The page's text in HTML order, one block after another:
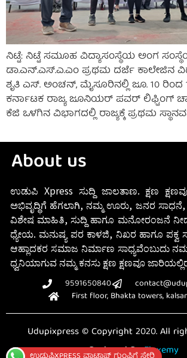
ನಿಟ್ಟೆ: ನಿಟ್ಟೆ ಸಮೂಹ ವಿದ್ಯಾಸಂಸ್ಥೆಯ ಅಂಗ
ಡಾ.ಎನ್.ಎಸ್.ಎ.ಎಂ ಪ್ರಥಮ ದರ್ಜೆ ಕಾಲೇಜಿನ
ಶೃತಿ ಎಸ್. ಅಂಚನ್, ಮೈಸೂರಿನಲ್ಲಿ ಜೂ. 10
ಕರ್ನಾಟಕ ರಾಜ್ಯ ಜೂನಿಯರ್ ಪವರ್ ಲಿಫ್ಟಿಂಗ್
ಕೆಜಿ ಒಳಗಿನ ವಿಭಾಗದಲ್ಲಿ ರಾಜ್ಯಕ್ಕೆ ಪ್ರಥಮ
About us
ಉಡುಪಿ Xpress ಸುದ್ದಿ ಜಾಲತಾಣ. ಕ್ಷಣ
ಅಭಿವೃದ್ಧಿಗೆ ಹೆಗಲಾಗಿ, ನಮ್ಮ ಊರು, ಜನರ
ವಿಶೇಷ ಮಾಹಿತಿ, ಸುದ್ದಿ ಹಾಗೂ ಮನೋರಂಜನೆ
ಧ್ಯೇಯ. ಮನುಷ್ಯ ಪರ ಕಾಳಜಿ, ನಿಖರ ಹಾಗೂ ಪಕ್ವ
ಆಹ್ಲಾದಕರ ಸಮಾಜ ನಿರ್ಮಾಣ ಸಾಧ್ಯವೆಂಬುದು
ಧ್ವನಿಯಾಗುವ ನಮ್ಮ ಕನಸು ಕ್ಷಣ ಕ್ಷಣವೂ
9591650840
First floor, Bhakta towers,
Udupixpress © Copyright 2020. All
Designed ByFluxemy